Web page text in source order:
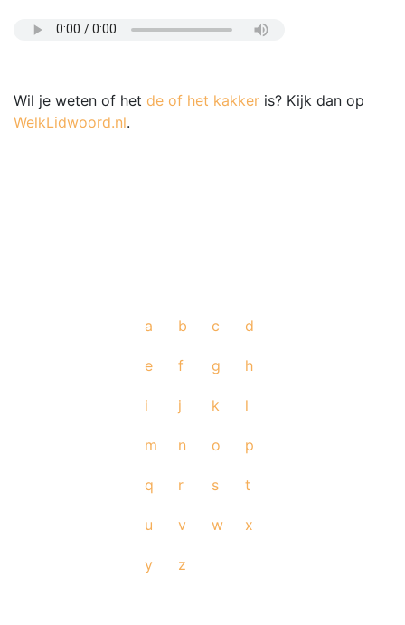
Wil je weten of het de of het kakker is? Kijk dan op
WelkLidwoord.nl.
a b c d
e f g h
i j k l
m n o p
q r s t
u v w x
y z